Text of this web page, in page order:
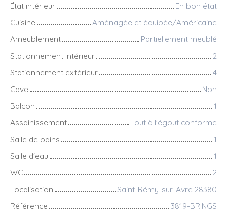
État intérieur
En bon état
Cuisine
Aménagée et équipée/Américaine
Ameublement
Partiellement meublé
Stationnement intérieur
2
Stationnement extérieur
4
Cave
Non
Balcon
1
Assainissement
Tout à l'égout conforme
Salle de bains
1
Salle d'eau
1
WC
2
Localisation
Saint-Rémy-sur-Avre 28380
Référence
3819-BRINGS